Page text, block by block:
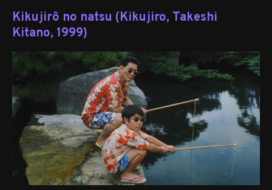
Kikujirô no natsu (Kikujiro, Takeshi
Kitano, 1999)